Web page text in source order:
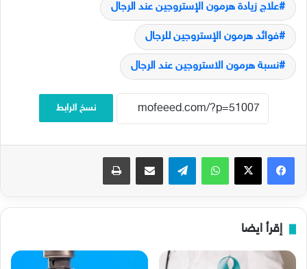
فيسبوك‫X واتساب تيلقرام مشاركة عبر البريد
إقرأ ايضا
كيف تعمل لقاحات سرطان عنق
الرحم
28 مارس, 2025